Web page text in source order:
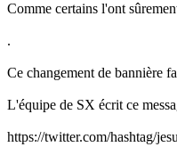
Comme certains l'ont
.
Ce changement de bannière
L'équipe de SX écrit ce
https://twitter.com/hashtag/